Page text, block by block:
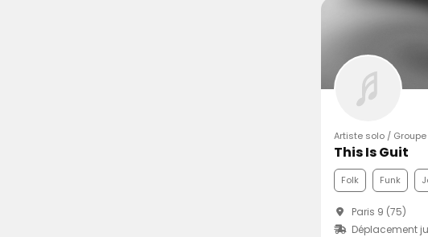
Artiste solo /
This Is Guit
Folk Funk
Paris 9 (75)
Déplacement